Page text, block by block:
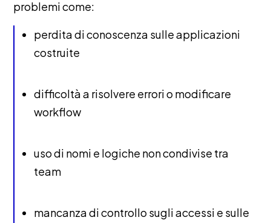
problemi come:
perdita di conoscenza sulle applicazioni
costruite
difficoltà a risolvere errori o modificare
workflow
uso di nomi e logiche non condivise tra
team
mancanza di controllo sugli accessi e sulle